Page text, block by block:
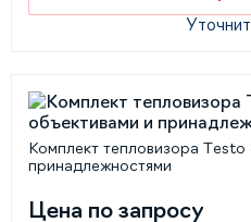
Комплект тепловизора
принадлежностями
Цена по запросу